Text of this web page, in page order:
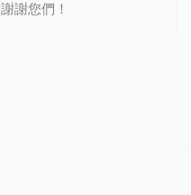
謝謝您們！